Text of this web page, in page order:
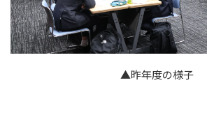
▲昨年度の様子